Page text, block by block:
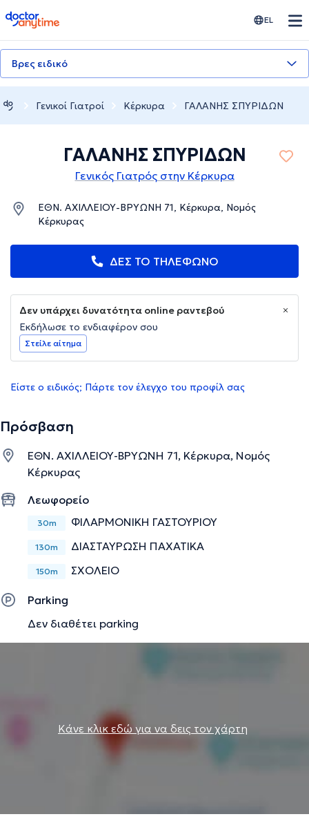
doctoranytime EL
Βρες ειδικό
Γενικοί Γιατροί Κέρκυρα ΓΑΛΑΝΗΣ ΣΠΥΡΙΔΩΝ
ΓΑΛΑΝΗΣ ΣΠΥΡΙΔΩΝ
Γενικός Γιατρός στην Κέρκυρα
ΕΘΝ. ΑΧΙΛΛΕΙΟΥ-ΒΡΥΩΝΗ 71, Κέρκυρα, Νομός
Κέρκυρας
ΔΕΣ ΤΟ ΤΗΛΕΦΩΝΟ
Δεν υπάρχει δυνατότητα online ραντεβού
Εκδήλωσε το ενδιαφέρον σου
Στείλε αίτημα
Είστε ο ειδικός; Πάρτε τον έλεγχο του προφίλ σας
Πρόσβαση
ΕΘΝ. ΑΧΙΛΛΕΙΟΥ-ΒΡΥΩΝΗ 71, Κέρκυρα, Νομός
Κέρκυρας
Λεωφορείο
30m ΦΙΛΑΡΜΟΝΙΚΗ ΓΑΣΤΟΥΡΙΟΥ
130m ΔΙΑΣΤΑΥΡΩΣΗ ΠΑΧΑΤΙΚΑ
150m ΣΧΟΛΕΙΟ
Parking
Δεν διαθέτει parking
Κάνε κλικ εδώ για να δεις τον χάρτη